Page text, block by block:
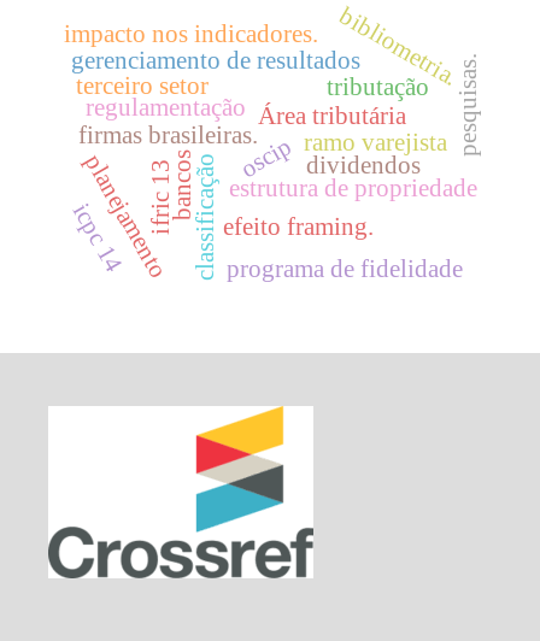
classificação
Área tributária
tributação
gerenciamento de resultados
estrutura de propriedade
firmas brasileiras.
bibliometria.
bancos
impacto nos indicadores.
regulamentação pesquisas.
terceiro setor
oscip ramo varejista
ifric 13
programa de fidelidade
planejamento
icpc 14
dividendos
efeito framing.